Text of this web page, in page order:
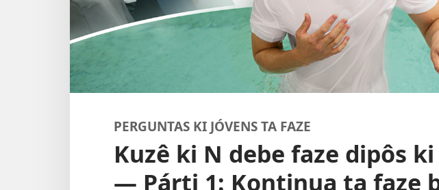
PERGUNTAS KI JÓVENS TA FAZE
Kuzê ki N debe faze dipôs
— Párti 1: Kontinua ta faze